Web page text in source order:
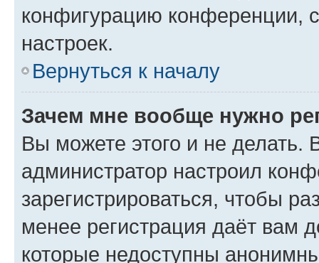
конфигурацию конференции,
настроек.
Вернуться к началу
Зачем мне вообще нужно
Вы можете этого и не делать.
администратор настроил
зарегистрироваться, чтобы
менее регистрация даёт вам
которые недоступны